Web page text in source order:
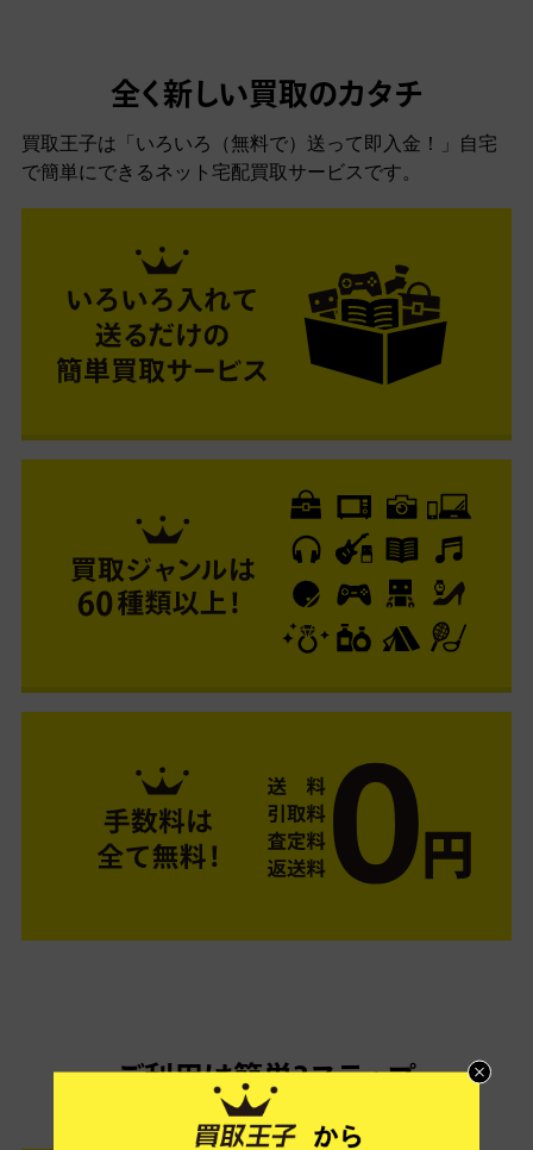
全く新しい買取のカタチ
買取王子は「いろいろ（無料で）送って即入金！」自宅
で簡単にできるネット宅配買取サービスです。
ご利用は簡単3ステップ
- FLOW -